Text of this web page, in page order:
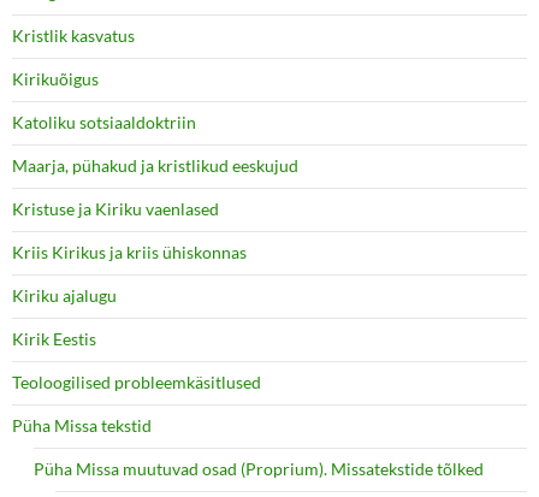
Kristlik kasvatus
Kirikuõigus
Katoliku sotsiaaldoktriin
Maarja, pühakud ja kristlikud eeskujud
Kristuse ja Kiriku vaenlased
Kriis Kirikus ja kriis ühiskonnas
Kiriku ajalugu
Kirik Eestis
Teoloogilised probleemkäsitlused
Püha Missa tekstid
Püha Missa muutuvad osad (Proprium). Missatekstide tõlked